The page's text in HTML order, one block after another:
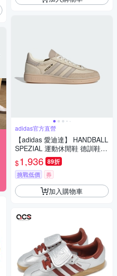
adidas官方直營
【adidas 愛迪達】 HANDBALL
SPEZIAL 運動休閒鞋 德訓鞋
女鞋 - Originals IE3699
$1,936 89折
挑戰低價 券
加入購物車